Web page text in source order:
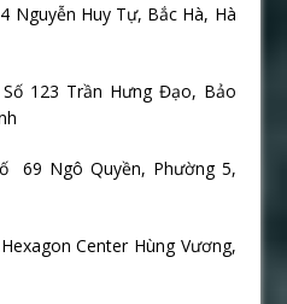
Nguyễn Huy Tự, Bắc Hà, Hà
123 Trần Hưng Đạo, Bảo
69 Ngô Quyền, Phường 5,
Center Hùng Vương,